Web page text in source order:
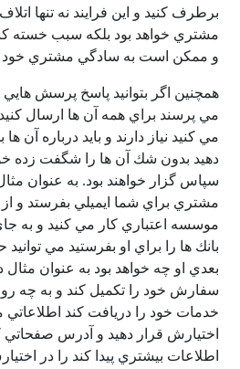
برطرف كنيد و اين فرايند نه تنها
مشتري خواهد بود بلكه سبب خسته
و ممكن است به سادگي مشتري خود
همچنين اگر بتوانيد پاسخ پرسش
مي پرسند براي همه آن ها ارسال
مي كنيد نياز دارند و بايد درباره آن ها
دهيد بدون شك آن ها را شگفت زده
سپاس گزار خواهند بود. به عنوان
مشتري براي شما ايميلي بفرستد و از
موسسه اعتباري كار مي كنيد و به
بانك ها را براي او بفرستيد مي
بعدي او چه خواهد بود به عنوان مثال
سفارش خود را تكميل كند و به چه
خدمات خود را دريافت كند اطلاعاتي
اختيارش قرار دهيد و آدرس صفحاتي
اطلاعات بيشتري پيدا كند را در